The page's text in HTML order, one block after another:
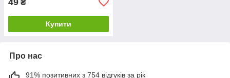
₴
Купити
Про нас
91% позитивних з 754 відгуків за рік